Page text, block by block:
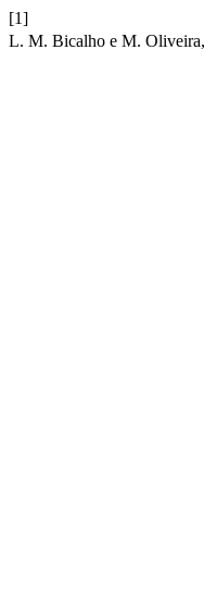
[1]
L. M. Bicalho e M. Oliveira,